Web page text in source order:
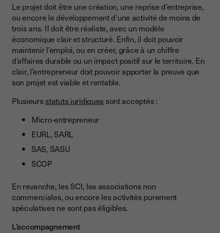
Le projet doit être une création, une reprise d’entreprise,
ou encore le développement d’une activité de moins de
trois ans. Il doit être réaliste, avec un modèle
économique clair et structuré. Enfin, il doit pouvoir
maintenir l’emploi, ou en créer, grâce à un chiffre
d’affaires durable ou un impact positif sur le territoire. En
clair, l’entrepreneur doit pouvoir apporter la preuve que
son projet est viable et rentable.
Plusieurs statuts juridiques sont acceptés :
Micro-entrepreneur
EURL, SARL
SAS, SASU
SCOP
En revanche, les SCI, les associations non
commerciales, ou encore les activités purement
spéculatives ne sont pas éligibles.
L’accompagnement